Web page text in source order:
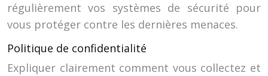
régulièrement vos systèmes de sécurité pour
vous protéger contre les dernières menaces.
Politique de confidentialité
Expliquer clairement comment vous collectez et